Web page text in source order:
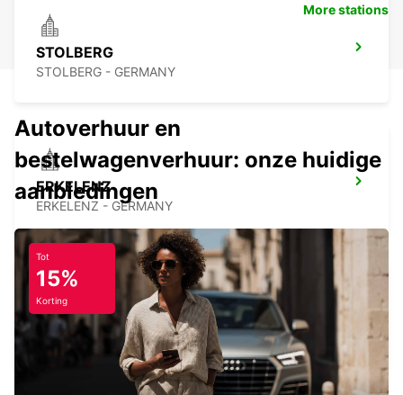
STOLBERG
STOLBERG - GERMANY
ERKELENZ
ERKELENZ - GERMANY
BRUSSEL ZAVENTEM STAD
ZAVENTEM - BELGIUM
More stations
Autoverhuur en
bestelwagenverhuur: onze huidige
aanbiedingen
Tot
15%
Korting